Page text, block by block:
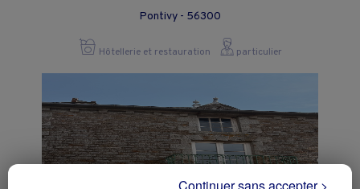
Pontivy - 56300
Hôtellerie et restauration particulier